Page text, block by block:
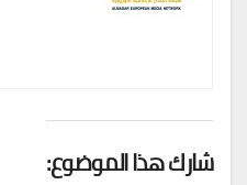
شارك هذا الموضوع: